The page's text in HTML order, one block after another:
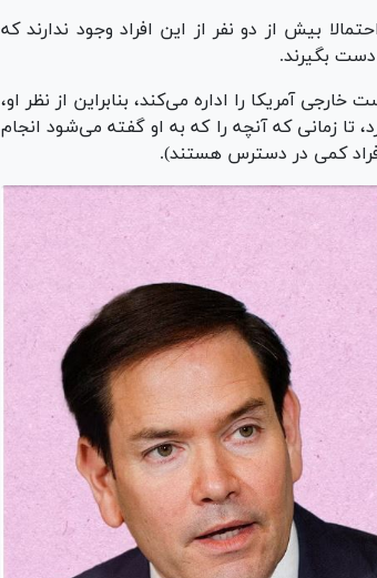
بیش از دو نفر از این افراد وجود ندارند که
بگیرند.
آمریکا را اداره می‌کند، بنابراین از نظر او،
زمانی که آنچه را که به او گفته می‌شود انجام
کمی در دسترس هستند).